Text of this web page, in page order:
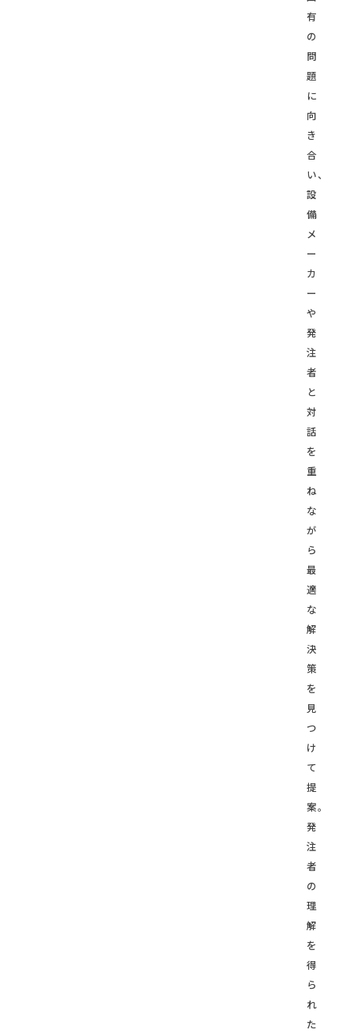
有
の
問
題
に
向
き
合
い、
設
備
メ
ー
カ
ー
や
発
注
者
と
対
話
を
重
ね
な
が
ら
最
適
な
解
決
策
を
見
つ
け
て
提
案。
発
注
者
の
理
解
を
得
ら
れ
た